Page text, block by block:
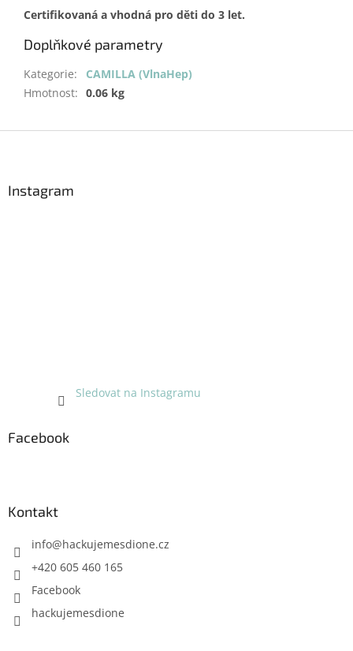
Certifikovaná a vhodná pro děti do 3 let.
Doplňkové parametry
Kategorie:
CAMILLA (VlnaHep)
Hmotnost: 0.06 kg
Instagram
Sledovat na Instagramu
Facebook
Kontakt
info@hackujemesdione.cz
+420 605 460 165
Facebook
hackujemesdione